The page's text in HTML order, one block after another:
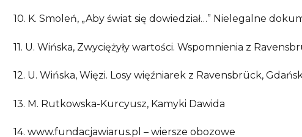
10. K. Smoleń, „Aby świat się dowiedział…” Nielegalne
11. U. Wińska, Zwyciężyły wartości. Wspomnienia z
12. U. Wińska, Więzi. Losy więźniarek z Ravensbrück,
13. M. Rutkowska-Kurcyusz, Kamyki Dawida
14. www.fundacjawiarus.pl – wiersze obozowe